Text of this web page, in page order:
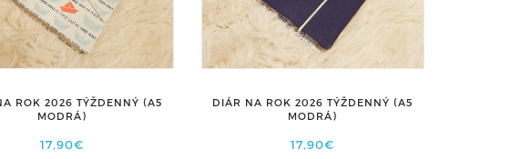
ROK 2026 TÝŽDENNÝ (A5
MODRÁ)
17,90€
DIÁR NA ROK 2026 TÝŽDENNÝ (A5
MODRÁ)
17,90€